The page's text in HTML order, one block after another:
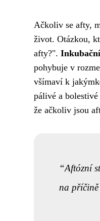
Ačkoliv se afty,
život. Otázkou,
afty?".
pohybuje v
všímaví k
pálivé a
že ačkoliv jsou
Aftózní
na